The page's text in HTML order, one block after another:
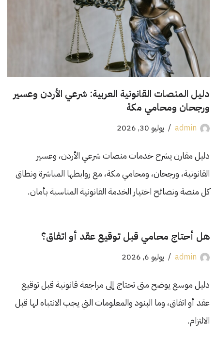
دليل المنصات القانونية العربية: شرعي الأردن وعسير
ورجحان ومحامي مكة
admin يوليو 30, 2026
دليل مقارن يشرح خدمات منصات شرعي الأردن، وعسير
القانونية، ورجحان، ومحامي مكة، مع روابطها المباشرة ونطاق
كل منصة ونصائح اختيار الخدمة القانونية المناسبة بأمان.
هل أحتاج محامي قبل توقيع عقد أو اتفاق؟
admin يوليو 6, 2026
دليل موسع يوضح متى تحتاج إلى مراجعة قانونية قبل توقيع
عقد أو اتفاق، وما البنود والمعلومات التي يجب الانتباه لها قبل
الالتزام.